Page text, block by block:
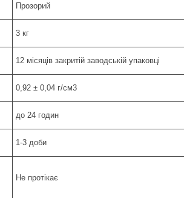
Прозорий
3 кг
12 місяців закритій заводській упаковці
0,92 ± 0,04 г/см3
до 24 годин
1-3 доби
Не протікає